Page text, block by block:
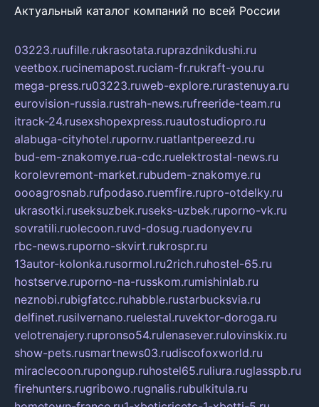
Актуальный каталог компаний по всей России
03223.ruufille.rukrasotata.ruprazdnikdushi.ru
veetbox.rucinemapost.ruciam-fr.rukraft-you.ru
mega-press.ru03223.ruweb-explore.rurastenuya.ru
eurovision-russia.rustrah-news.rufreeride-team.ru
itrack-24.rusexshopexpress.ruautostudiopro.ru
alabuga-cityhotel.rupornv.ruatlantpereezd.ru
bud-em-znakomye.rua-cdc.ruelektrostal-news.ru
korolevremont-market.rubudem-znakomye.ru
oooagrosnab.rufpodaso.ruemfire.rupro-otdelky.ru
ukrasotki.ruseksuzbek.ruseks-uzbek.ruporno-vk.ru
sovratili.ruolecoon.ruvd-dosug.ruadonyev.ru
rbc-news.ruporno-skvirt.rukrospr.ru
13autor-kolonka.rusormol.ru2rich.ruhostel-65.ru
hostserve.ruporno-na-russkom.rumishinlab.ru
neznobi.rubigfatcc.ruhabble.rustarbucksvia.ru
delfinet.rusilvernano.ruelestal.ruvektor-doroga.ru
velotrenajery.rupronso54.rulenasever.rulovinskix.ru
show-pets.rusmartnews03.rudiscofoxworld.ru
miraclecoon.rupongup.ruhostel65.ruliura.ruglasspb.ru
firehunters.rugribowo.rugnalis.rubulkitula.ru